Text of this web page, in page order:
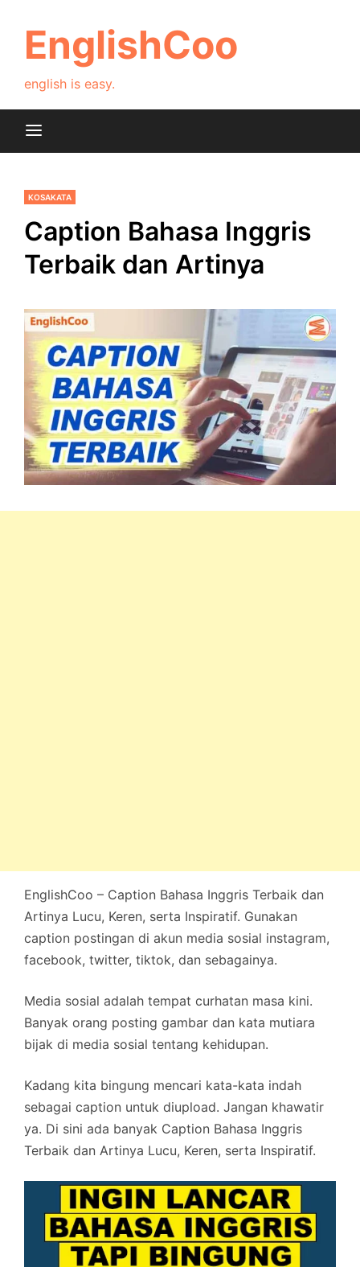
contentEnglishCoo
english is easy.
KOSAKATA
Caption Bahasa Inggris
Terbaik dan Artinya
EnglishCoo – Caption Bahasa Inggris Terbaik dan
Artinya Lucu, Keren, serta Inspiratif. Gunakan
caption postingan di akun media sosial instagram,
facebook, twitter, tiktok, dan sebagainya.
Media sosial adalah tempat curhatan masa kini.
Banyak orang posting gambar dan kata mutiara
bijak di media sosial tentang kehidupan.
Kadang kita bingung mencari kata-kata indah
sebagai caption untuk diupload. Jangan khawatir
ya. Di sini ada banyak Caption Bahasa Inggris
Terbaik dan Artinya Lucu, Keren, serta Inspiratif.